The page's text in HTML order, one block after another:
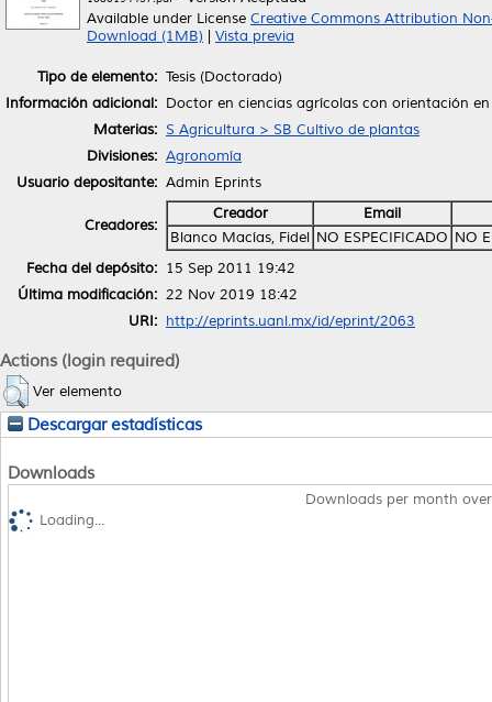
Available under License Creative Commons Attribution
Download (1MB)
Vista previa
Tipo de elemento: Tesis (Doctorado)
Información adicional: Doctor en ciencias agrícolas con orientación
Materias: S Agricultura > SB Cultivo de plantas
Divisiones: Agronomía
Usuario depositante: Admin Eprints
Creadores:
Creador
Email
Blanco Macías, Fidel NO ESPECIFICADO NO
Fecha del depósito: 15 Sep 2011 19:42
Última modificación: 22 Nov 2019 18:42
URI: http://eprints.uanl.mx/id/eprint/2063
Actions (login required)
Ver elemento
Descargar estadísticas
Downloads
Downloads per month
Loading...